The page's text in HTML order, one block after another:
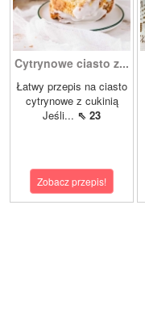
Cytrynowe ciasto z...
Łatwy przepis na ciasto
cytrynowe z cukinią
Jeśli... ⇖ 23
Zobacz przepis!